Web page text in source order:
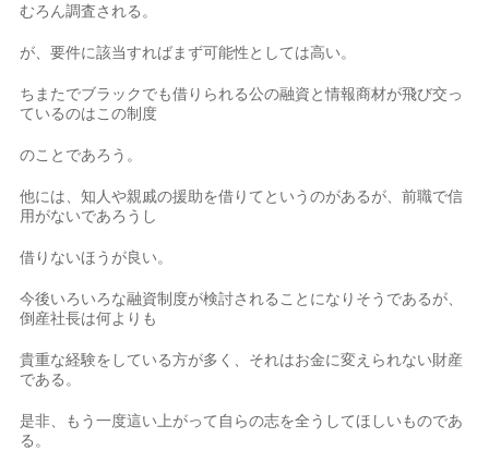
むろん調査される。
が、要件に該当すればまず可能性としては高い。
ちまたでブラックでも借りられる公の融資と情報商材が飛び交っ
ているのはこの制度
のことであろう。
他には、知人や親戚の援助を借りてというのがあるが、前職で信
用がないであろうし
借りないほうが良い。
今後いろいろな融資制度が検討されることになりそうであるが、
倒産社長は何よりも
貴重な経験をしている方が多く、それはお金に変えられない財産
である。
是非、もう一度這い上がって自らの志を全うしてほしいものであ
る。